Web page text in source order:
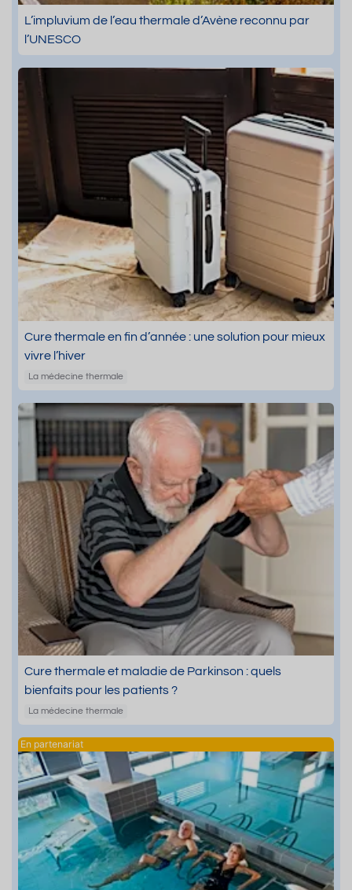
L’impluvium de l’eau thermale d’Avène reconnu par
l’UNESCO
Cure thermale en fin d’année : une solution pour mieux
vivre l’hiver
La médecine thermale
Cure thermale et maladie de Parkinson : quels
bienfaits pour les patients ?
La médecine thermale